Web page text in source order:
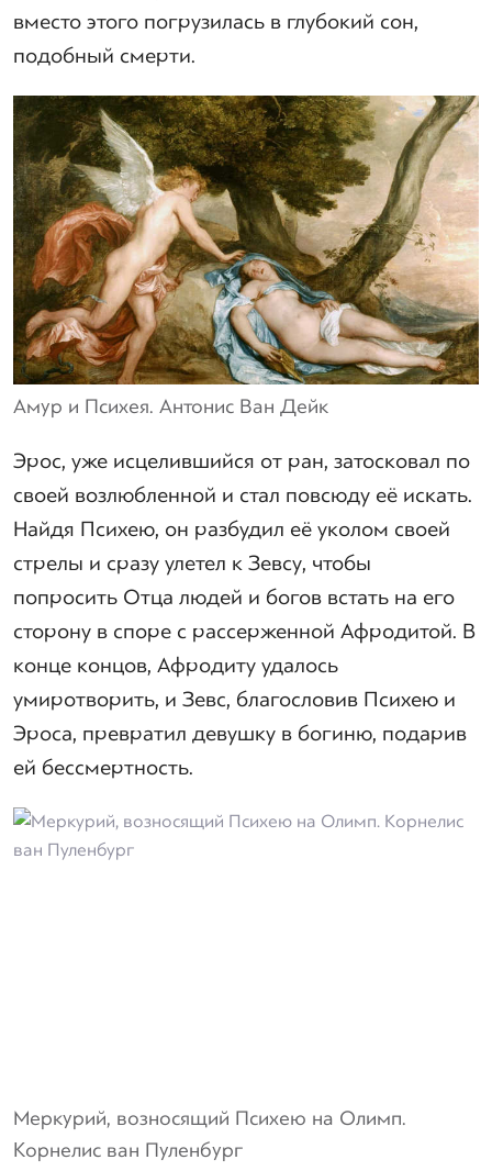
вместо этого погрузилась в глубокий сон,
подобный смерти.
Амур и Психея. Антонис Ван Дейк
Эрос, уже исцелившийся от ран, затосковал по
своей возлюбленной и стал повсюду её искать.
Найдя Психею, он разбудил её уколом своей
стрелы и сразу улетел к Зевсу, чтобы
попросить Отца людей и богов встать на его
сторону в споре с рассерженной Афродитой. В
конце концов, Афродиту удалось
умиротворить, и Зевс, благословив Психею и
Эроса, превратил девушку в богиню, подарив
ей бессмертность.
Меркурий, возносящий Психею на Олимп.
Корнелис ван Пуленбург